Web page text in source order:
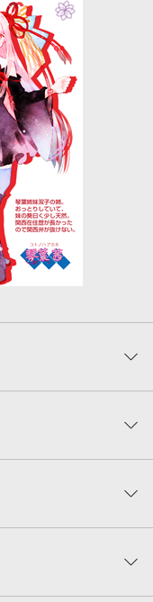
琴葉 茜 サンプルボ
するだけの簡単操作
ーパスベース音声合成
ン）の調整やスピード